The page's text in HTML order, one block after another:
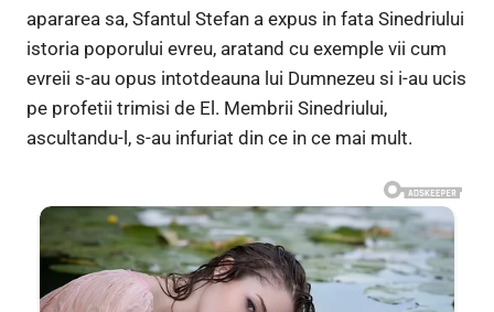
apararea sa, Sfantul Stefan a expus in fata Sinedriului
istoria poporului evreu, aratand cu exemple vii cum
evreii s-au opus intotdeauna lui Dumnezeu si i-au ucis
pe profetii trimisi de El. Membrii Sinedriului,
ascultandu-l, s-au infuriat din ce in ce mai mult.